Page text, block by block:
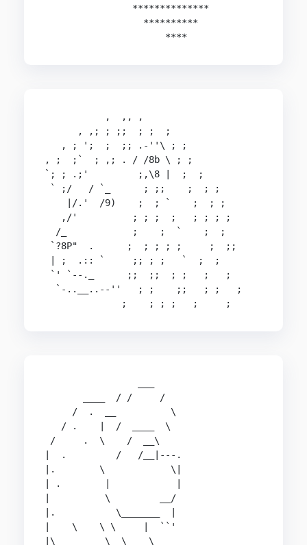
                **************
                  **********
           ,  ,, ,
      , ,; ; ;;  ; ;  ;
   , ; ';  ;  ;; .-''\ ; ;
, ;  ;`  ; ,; . / /8b \ ; ;
`; ; .;'         ;,\8 |  ;  ;
` ;/   / `_      ; ;;    ;  ; ;
    |/.'  /9)    ;  ; `    ;  ; ;
   ,/'          ; ; ;  ;   ; ; ; ;
  /_            ;    ;  `    ;  ;
`?8P"  .      ;  ; ; ; ;     ;  ;;
| ;  .:: `     ;; ; ;   `  ;  ;
`' `--._      ;;  ;;  ; ;   ;   ;
  `-..__..--''   ; ;    ;;   ; ;   ;
       ____  / /     /
     /  .  __          \
   / .    |  /  ____  \
/     .  \    /  __\
|  .         /   /__|---.
|.        \            \|
| .        |            |
|          \         __/
|.           \_______  |
|    \    \ \     |  ``'